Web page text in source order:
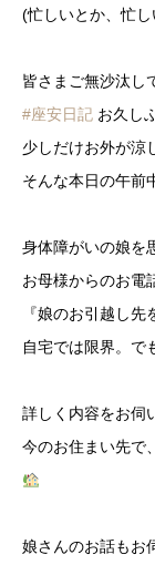
(忙しいとか、忙
皆さまご無沙汰し
#座安日記 お久し
少しだけお外が涼
そんな本日の午
身体障がいの娘を
お母様からのお電
『娘のお引越し先
自宅では限界。で
詳しく内容をお伺
今のお住まい先で
娘さんのお話もお